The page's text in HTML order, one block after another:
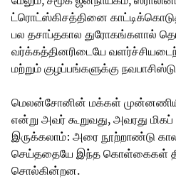
ட்ரொட்ஸ்கிசத்தினை
பல தசாப்தகால துரோகங்களால்
வர்க்கத்தினரிடையே
மற்றும் குழப்பங்களுக்கு
மெலன்சோனின் மக்கள்
என்று அவர் கூறுவது, அவரது
இருக்கலாம்: அரை நூற்றாண்டு
செய்ததையே இந்த கொள்கைகள்
சொல்கின்றன.